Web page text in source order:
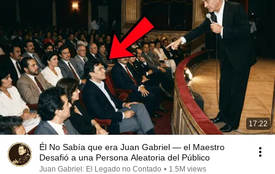
17:22
Él No Sabía que era Juan Gabriel — el Maestro
Desafió a una Persona Aleatoria del Público
Juan Gabriel: El Legado no Contado • 1.5M views